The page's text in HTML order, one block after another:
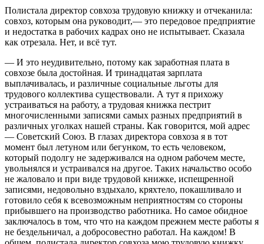
Полистала директор совхоза трудовую книжку и отчеканила:
совхоз, которым она руководит,— это передовое предприятие
и недостатка в рабочих кадрах оно не испытывает. Сказала
как отрезала. Нет, и всё тут.
— И это неудивительно, потому как заработная плата в
совхозе была достойная. И тринадцатая зарплата
выплачивалась, и различные социальные льготы для
трудового коллектива существовали. А тут я прихожу
устраиваться на работу, а трудовая книжка пестрит
многочисленными записями самых разных предприятий в
различных уголках нашей страны. Как говорится, мой адрес
— Советский Союз. В глазах директора совхоза я в тот
момент был летуном или бегунком, то есть человеком,
который подолгу не задерживался на одном рабочем месте,
увольнялся и устраивался на другое. Таких начальство особо
не жаловало и при виде трудовой книжке, испещренной
записями, недовольно вздыхало, кряхтело, покашливало и
готовило себя к всевозможным неприятностям со стороны
прибывшего на производство работника. Но самое обидное
заключалось в том, что что на каждом прежнем месте работы я
не бездельничал, а добросовестно работал. На каждом! В